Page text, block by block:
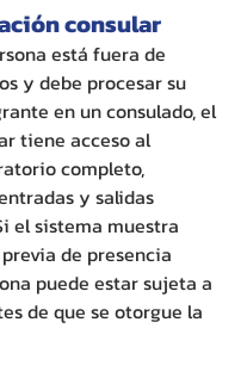
consular
está fuera de
y debe procesar su
en un consulado, el
tiene acceso al
completo,
y salidas
el sistema muestra
de presencia
puede estar sujeta a
de que se otorgue la